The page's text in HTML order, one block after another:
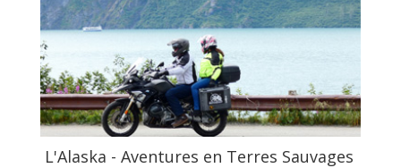
L'Alaska - Aventures en Terres Sauvages